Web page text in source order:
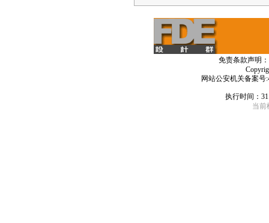
免责条款声明
网站公安机关备案号
执行时间：
当前